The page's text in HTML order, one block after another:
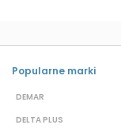
Popularne marki
DEMAR
DELTA PLUS